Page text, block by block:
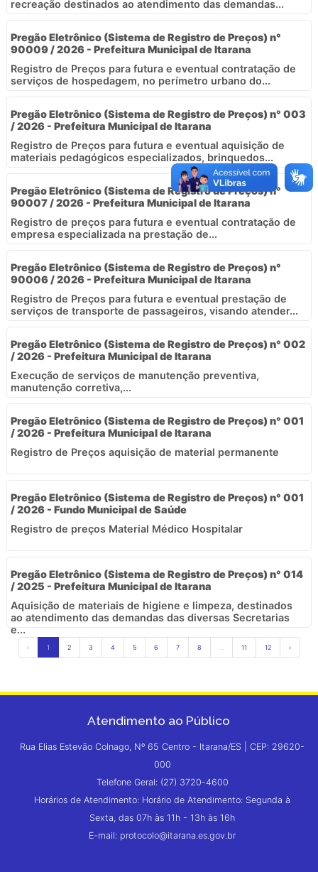
recreação destinados ao atendimento das demandas...
Pregão Eletrônico (Sistema de Registro de Preços) n°
90009 / 2026 - Prefeitura Municipal de Itarana
Registro de Preços para futura e eventual contratação de
serviços de hospedagem, no perímetro urbano do...
Pregão Eletrônico (Sistema de Registro de Preços) n° 003
/ 2026 - Prefeitura Municipal de Itarana
Registro de Preços para futura e eventual aquisição de
materiais pedagógicos especializados, brinquedos...
Pregão Eletrônico (Sistema de Registro de Preços) n°
90007 / 2026 - Prefeitura Municipal de Itarana
Registro de preços para futura e eventual contratação de
empresa especializada na prestação de...
Pregão Eletrônico (Sistema de Registro de Preços) n°
90006 / 2026 - Prefeitura Municipal de Itarana
Registro de Preços para futura e eventual prestação de
serviços de transporte de passageiros, visando atender...
Pregão Eletrônico (Sistema de Registro de Preços) n° 002
/ 2026 - Prefeitura Municipal de Itarana
Execução de serviços de manutenção preventiva,
manutenção corretiva,...
Pregão Eletrônico (Sistema de Registro de Preços) n° 001
/ 2026 - Prefeitura Municipal de Itarana
Registro de Preços aquisição de material permanente
Pregão Eletrônico (Sistema de Registro de Preços) n° 001
/ 2026 - Fundo Municipal de Saúde
Registro de preços Material Médico Hospitalar
Pregão Eletrônico (Sistema de Registro de Preços) n° 014
/ 2025 - Prefeitura Municipal de Itarana
Aquisição de materiais de higiene e limpeza, destinados
ao atendimento das demandas das diversas Secretarias
e...
‹ 1 2 3 4 5 6 7 8 11 12 ›
Atendimento ao Público
Rua Elias Estevão Colnago, Nº 65 Centro - Itarana/ES | CEP: 29620-
000
Telefone Geral: (27) 3720-4600
Horários de Atendimento: Horário de Atendimento: Segunda à
Sexta, das 07h às 11h - 13h às 16h
E-mail: protocolo@itarana.es.gov.br